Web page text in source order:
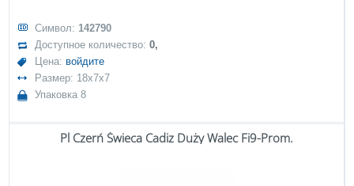
Символ: 142790
Доступное количество:0,
Цена: войдите
Размер: 18x7x7
Упаковка 8
Pl Czerń Świeca Cadiz Duży Walec Fi9-Prom.